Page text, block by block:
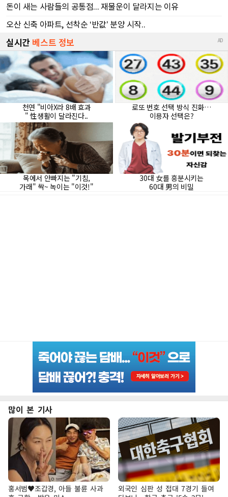
많이 본 기사
홍서범♥조갑경, 아들 불륜 사과
외국인 심판 성 접대 7경기 들여